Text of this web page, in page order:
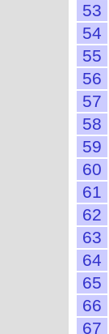
53
54
55
56
57
58
59
60
61
62
63
64
65
66
67